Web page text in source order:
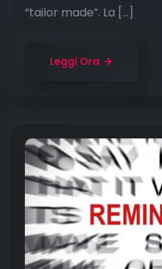
“tailor made”. La […]
Leggi Ora